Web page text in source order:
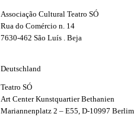
Associação Cultural Teatro SÓ
Rua do Comércio n. 14
7630-462 São Luís . Beja
Deutschland
Teatro SÓ
Art Center Kunstquartier Bethanien
Mariannenplatz 2 – E55, D-10997 Berlim